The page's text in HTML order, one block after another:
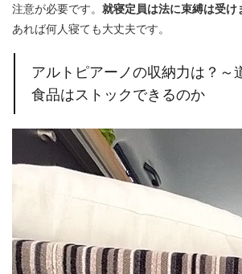
注意が必要です。 就寝定員は法に束縛は受け
あれば何人寝ても大丈夫です。
アルトピアーノの収納力は？～
食品はストックできるのか